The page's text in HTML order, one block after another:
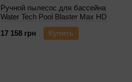
Ручной пылесос для бассейна
Water Tech Pool Blaster Max HD
17 158 грн
Купить